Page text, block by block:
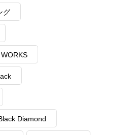
グ
Diamond